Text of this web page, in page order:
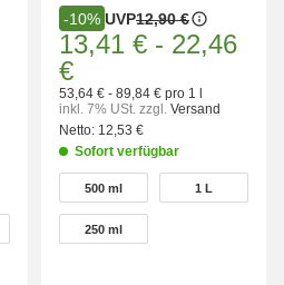
-10% UVP12,90 €
13,41 € - 22,46
€
53,64 € - 89,84 € pro 1 l
inkl. 7% USt. zzgl. Versand
Netto: 12,53 €
Sofort verfügbar
wählen
500 ml
500 ml 1 L
1 L
250 ml
250 ml